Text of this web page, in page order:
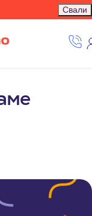
Свали